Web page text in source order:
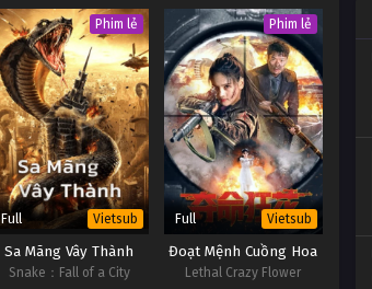
Phim lẻ
Full Vietsub
Sa Mãng Vây Thành
Snake：Fall of a City
Phim lẻ
Full Vietsub
Đoạt Mệnh Cuồng Hoa
Lethal Crazy Flower